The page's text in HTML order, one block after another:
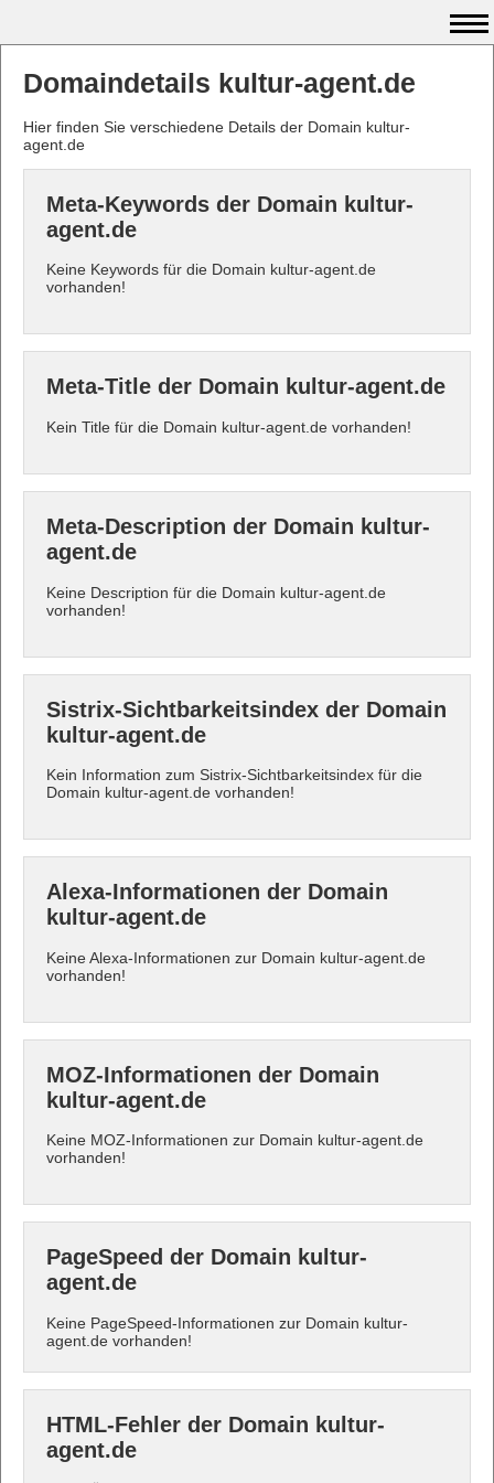
Domaindetails kultur-agent.de
Hier finden Sie verschiedene Details der Domain kultur-
agent.de
Meta-Keywords der Domain kultur-
agent.de
Keine Keywords für die Domain kultur-agent.de
vorhanden!
Meta-Title der Domain kultur-agent.de
Kein Title für die Domain kultur-agent.de vorhanden!
Meta-Description der Domain kultur-
agent.de
Keine Description für die Domain kultur-agent.de
vorhanden!
Sistrix-Sichtbarkeitsindex der Domain
kultur-agent.de
Kein Information zum Sistrix-Sichtbarkeitsindex für die
Domain kultur-agent.de vorhanden!
Alexa-Informationen der Domain
kultur-agent.de
Keine Alexa-Informationen zur Domain kultur-agent.de
vorhanden!
MOZ-Informationen der Domain
kultur-agent.de
Keine MOZ-Informationen zur Domain kultur-agent.de
vorhanden!
PageSpeed der Domain kultur-
agent.de
Keine PageSpeed-Informationen zur Domain kultur-
agent.de vorhanden!
HTML-Fehler der Domain kultur-
agent.de